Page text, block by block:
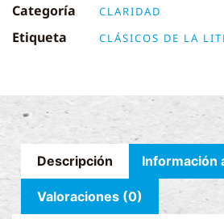
Categoría CLARIDAD
Etiqueta CLÁSICOS DE LA
Descripción Información
Valoraciones (0)